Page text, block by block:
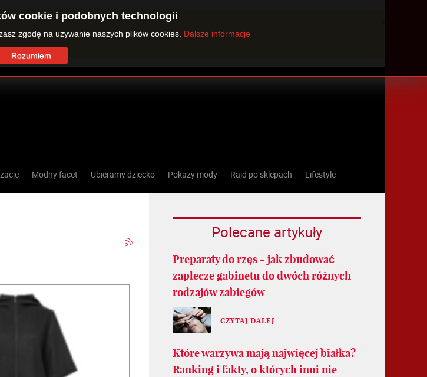
Modny facet Ubieramy dziecko Pokazy mody Rajd po sklepach Lifestyle
Polecane artykuły
Preparaty do rzęs - jak zbudować
zaplecze gabinetu do dwóch różnych
rodzajów zabiegów
CZYTAJ DALEJ
Które warzywa mają najwięcej białka?
Ranking i fakty, o których inni nie
cookie i podobnych technologii
zgodę na używanie naszych plików cookies. Dalsze informacje
Rozumiem